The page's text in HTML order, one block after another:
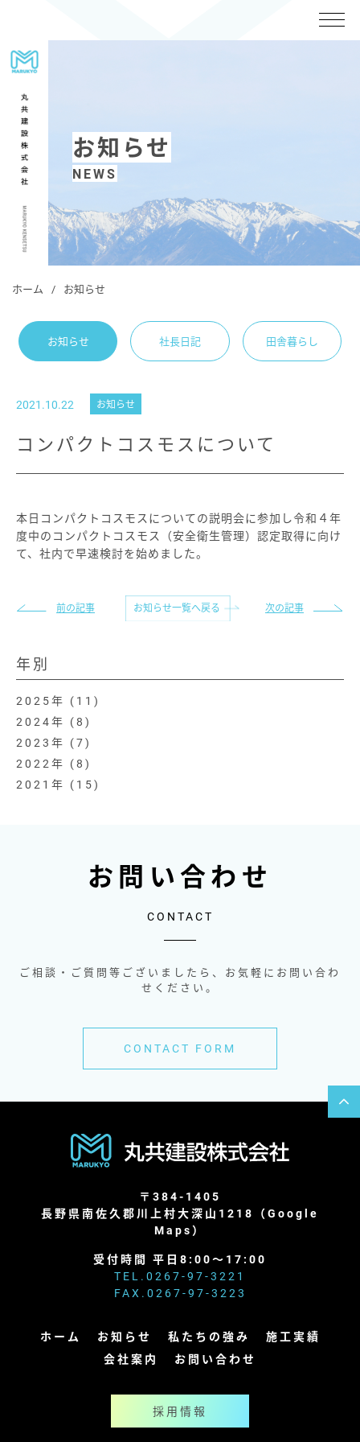
お知らせ
NEWS
ホーム お知らせ
お知らせ 社長日記 田舎暮らし
2021.10.22 お知らせ
コンパクトコスモスについて
本日コンパクトコスモスについての説明会に参加し令和４年
度中のコンパクトコスモス（安全衛生管理）認定取得に向け
て、社内で早速検討を始めました。
前の記事 お知らせ一覧へ戻る 次の記事
年別
2025
(11)
2024
(8)
2023
(7)
2022
(8)
2021
(15)
お問い合わせ
CONTACT
ご相談・ご質問等ございましたら、お気軽にお問い合わ
せください。
CONTACT FORM
〒384-1405
長野県南佐久郡川上村大深山1218（Google
Maps）
受付時間 平日8:00～17:00
TEL. 0267-97-3221
FAX.0267-97-3223
ホーム お知らせ 私たちの強み
施工実績
会社案内
お問い合わせ
採用情報